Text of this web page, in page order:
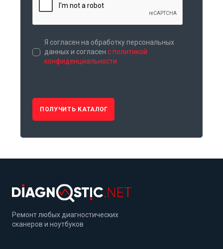
Я согласен на обработку персональных
данных и согласен с политикой
конфиденциальности
ПОЛУЧИТЬ КАТАЛОГ
Ремонт любых диагностических
сканеров и ноутбуков